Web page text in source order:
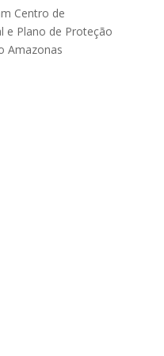
Centro de
e Plano de Proteção
Amazonas